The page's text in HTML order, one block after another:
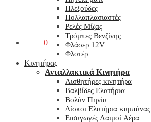
0
Πλεξούδες
Πολλαπλασιαστές
Ρελές Μίζας
Τρόμπες Βενζίνης
Φλάσερ 12V
Φλοτέρ
Κινητήρας
Ανταλλακτικά Κινητήρα
Αισθητήρες κινητήρα
Βαλβίδες Ελατήρια
Βολάν Πηνία
Δίσκοι Ελατήρια καμπάνας
Εισαγωγές Λαιμοί Αέρα